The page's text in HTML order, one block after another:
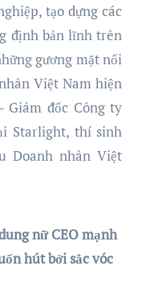
tạo dựng các
định bản lĩnh trên
gương mặt nổi
Việt Nam hiện
Giám đốc Công ty
Starlight, thí sinh
Doanh nhân Việt
nữ CEO mạnh
hút bởi sắc vóc